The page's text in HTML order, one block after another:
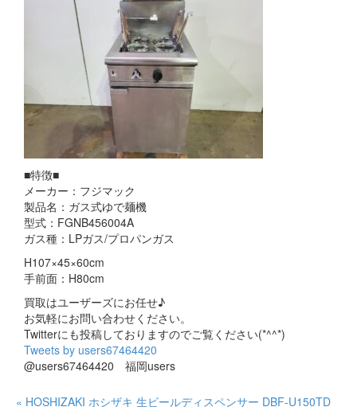
■特徴■
メーカー：フジマック
製品名：ガス式ゆで麺機
型式：FGNB456004A
ガス種：LPガス/プロパンガス
H107×45×60cm
手前面：H80cm
買取はユーザーズにお任せ♪
お気軽にお問い合わせください。
Twitterにも投稿しておりますのでご覧ください(*^^*)
Tweets by users67464420
@users67464420 福岡users
« HOSHIZAKI ホシザキ 生ビールディスペンサー DBF-U150TD